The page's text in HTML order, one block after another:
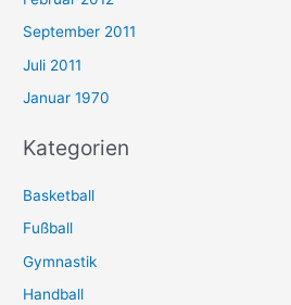
September 2011
Juli 2011
Januar 1970
Kategorien
Basketball
Fußball
Gymnastik
Handball